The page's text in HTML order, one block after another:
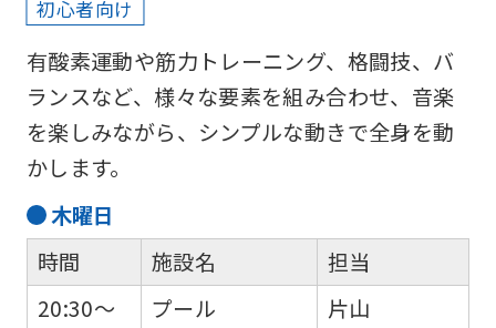
初心者向け
有酸素運動や筋力トレーニング、格闘技、バ
ランスなど、様々な要素を組み合わせ、音楽
を楽しみながら、シンプルな動きで全身を動
かします。
木曜日
時間
20:30～
施設名
プール
担当
片山